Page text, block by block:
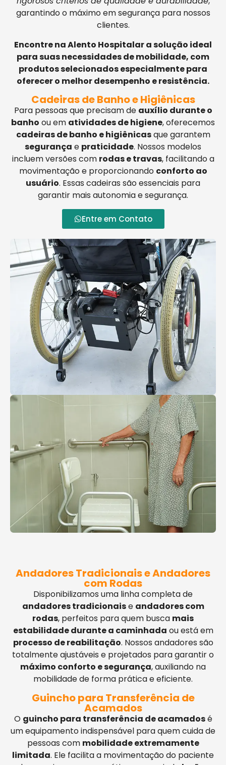
garantindo o máximo em segurança para nossos
clientes.
Encontre na Alento Hospitalar a solução ideal
para suas necessidades de mobilidade, com
produtos selecionados especialmente para
oferecer o melhor desempenho e resistência.
Cadeiras de Banho e Higiênicas
Para pessoas que precisam de auxílio durante o
banho ou em atividades de higiene, oferecemos
cadeiras de banho e higiênicasque garantem
segurança e praticidade. Nossos modelos
incluem versões com rodas e travas, facilitando a
movimentação e proporcionando conforto ao
usuário. Essas cadeiras são essenciais para
garantir mais autonomia e segurança.
Entre em Contato
Andadores Tradicionais e Andadores
com Rodas
Disponibilizamos uma linha completa de
andadores tradicionaise andadores com
rodas, perfeitos para quem busca mais
estabilidade durante a caminhada ou está em
processo de reabilitação. Nossos andadores são
totalmente ajustáveis e projetados para garantir o
máximo conforto e segurança, auxiliando na
mobilidade de forma prática e eficiente.
Guincho para Transferência de
Acamados
O guincho para transferência de acamadosé
um equipamento indispensável para quem cuida de
pessoas com mobilidade extremamente
limitada. Ele facilita a movimentação do paciente